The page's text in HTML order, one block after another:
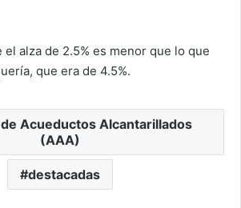
alza de 2.5% es menor que lo que
que era de 4.5%.
Acueductos Alcantarillados
(AAA)
destacadas